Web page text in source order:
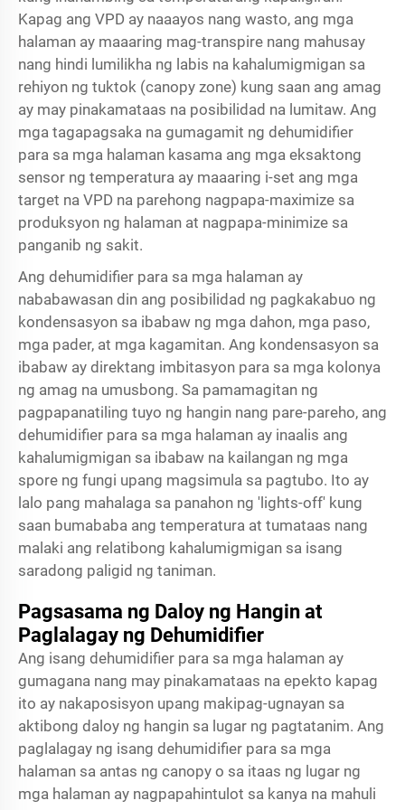
Kapag ang VPD ay naaayos nang wasto, ang mga
halaman ay maaaring mag-transpire nang mahusay
nang hindi lumilikha ng labis na kahalumigmigan sa
rehiyon ng tuktok (canopy zone) kung saan ang amag
ay may pinakamataas na posibilidad na lumitaw. Ang
mga tagapagsaka na gumagamit ng dehumidifier
para sa mga halaman kasama ang mga eksaktong
sensor ng temperatura ay maaaring i-set ang mga
target na VPD na parehong nagpapa-maximize sa
produksyon ng halaman at nagpapa-minimize sa
panganib ng sakit.
Ang dehumidifier para sa mga halaman ay
nababawasan din ang posibilidad ng pagkakabuo ng
kondensasyon sa ibabaw ng mga dahon, mga paso,
mga pader, at mga kagamitan. Ang kondensasyon sa
ibabaw ay direktang imbitasyon para sa mga kolonya
ng amag na umusbong. Sa pamamagitan ng
pagpapanatiling tuyo ng hangin nang pare-pareho, ang
dehumidifier para sa mga halaman ay inaalis ang
kahalumigmigan sa ibabaw na kailangan ng mga
spore ng fungi upang magsimula sa pagtubo. Ito ay
lalo pang mahalaga sa panahon ng 'lights-off' kung
saan bumababa ang temperatura at tumataas nang
malaki ang relatibong kahalumigmigan sa isang
saradong paligid ng taniman.
Pagsasama ng Daloy ng Hangin at
Paglalagay ng Dehumidifier
Ang isang dehumidifier para sa mga halaman ay
gumagana nang may pinakamataas na epekto kapag
ito ay nakaposisyon upang makipag-ugnayan sa
aktibong daloy ng hangin sa lugar ng pagtatanim. Ang
paglalagay ng isang dehumidifier para sa mga
halaman sa antas ng canopy o sa itaas ng lugar ng
mga halaman ay nagpapahintulot sa kanya na mahuli